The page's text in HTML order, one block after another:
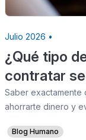
Julio 2026 •
¿Qué tipo
contratar
Saber exactamente
ahorrarte dinero y
Blog Humano